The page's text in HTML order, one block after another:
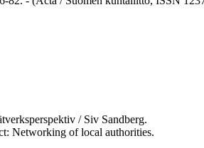
/ Siv Sandberg.
Networking of local authorities.